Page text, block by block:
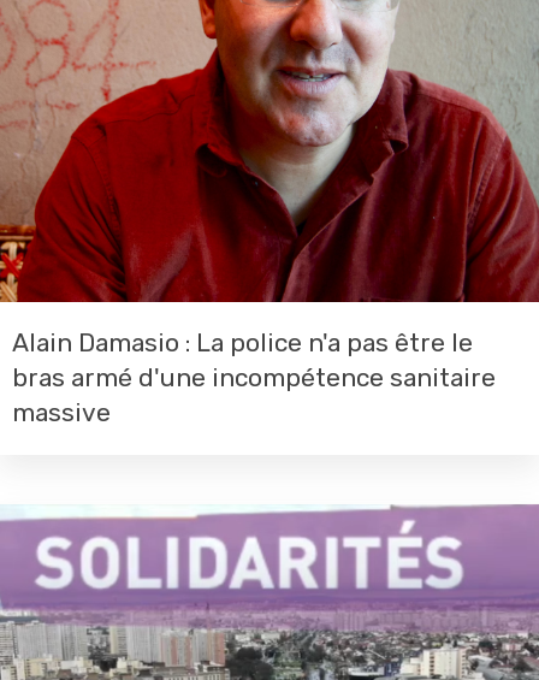
Alain Damasio : La police n'a pas être le
bras armé d'une incompétence sanitaire
massive